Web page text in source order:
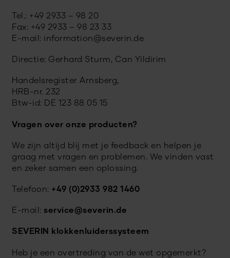
Tel.: +49 2933 – 98 20
Fax: +49 2933 – 98 23 33
E-mail: information@severin.de
Directie: Gerhard Sturm, Can Yildirim
Handelsregister Arnsberg,
HRB-nr. 232
Btw-id: DE 123 88 05 15
Vragen over onze producten?
We zijn altijd blij met je feedback en helpen je
graag met vragen en problemen. We vinden vast
en zeker samen een oplossing.
Telefoon: +49 (0)2933 982 1460
E-mail: service@severin.de
SEVERIN klokkenluiderssysteem
Heb je een overtreding van de wet opgemerkt?